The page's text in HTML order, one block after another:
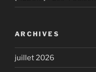
ARCHIVES
juillet 2026